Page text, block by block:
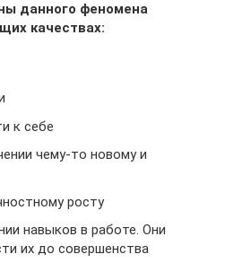
данного феномена
качествах:
к себе
чему-то новому и
росту
навыков в работе. Они
их до совершенства